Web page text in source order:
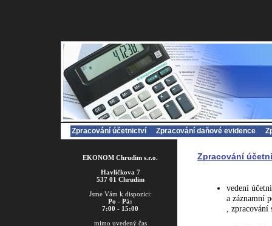
Zpracování účetnictví Zpracování daňové evidence
EKONOM Chrudim s.r.o.
Havlíčkova 7
537 01 Chrudim
Jsme Vám k dispozici:
Po - Pá:
7:00 - 15:00
mimo uvedený čas
Zpracování
vedení
a záznamní
,